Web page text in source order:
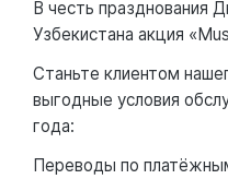
В честь празднования
Узбекистана акция
Станьте клиентом
выгодные условия
года:
Переводы по